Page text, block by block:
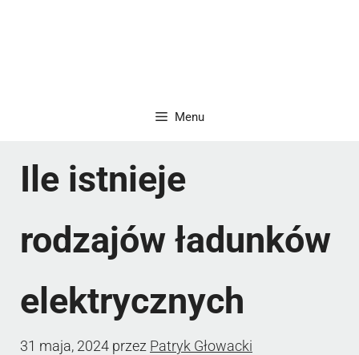
Menu
Ile istnieje
rodzajów ładunków
elektrycznych
31 maja, 2024 przez Patryk Głowacki